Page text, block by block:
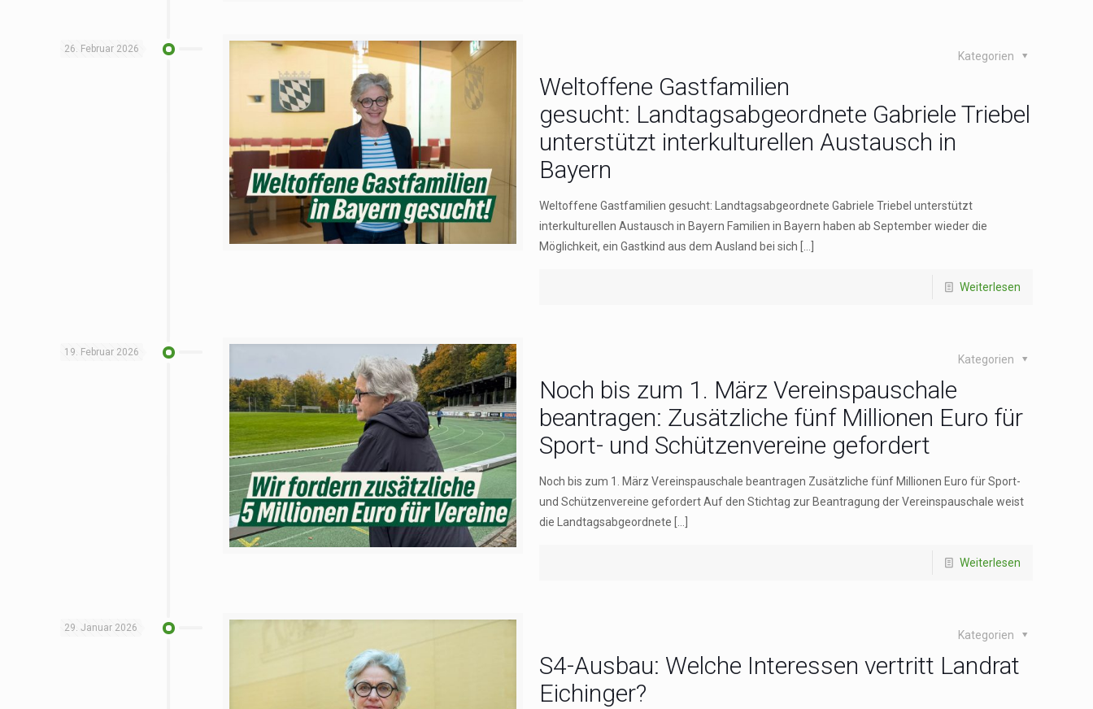
26. Februar 2026
Kategorien
Weltoffene Gastfamilien
gesucht: Landtagsabgeordnete Gabriele Triebel
‍unterstützt interkulturellen Austausch ‍in
‍Bayern
Weltoffene Gastfamilien gesucht: Landtagsabgeordnete Gabriele Triebel ‍unterstützt
interkulturellen Austausch ‍in ‍Bayern Familien in Bayern haben ab September ‍wieder die
Möglichkeit, ein Gastkind aus dem Ausland bei sich […]
Weiterlesen
19. Februar 2026
Kategorien
Noch bis zum 1. März Vereinspauschale
beantragen: Zusätzliche fünf Millionen Euro für
Sport- und Schützenvereine gefordert
Noch bis zum 1. März Vereinspauschale beantragen Zusätzliche fünf Millionen Euro für Sport-
und Schützenvereine gefordert Auf den Stichtag zur Beantragung der Vereinspauschale weist
die Landtagsabgeordnete […]
Weiterlesen
29. Januar 2026
Kategorien
S4-Ausbau: Welche Interessen vertritt Landrat
Eichinger?